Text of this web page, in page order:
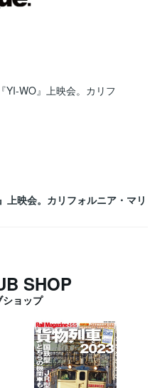
上映会。カリフォルニア・マリ
SHOP
ョップ